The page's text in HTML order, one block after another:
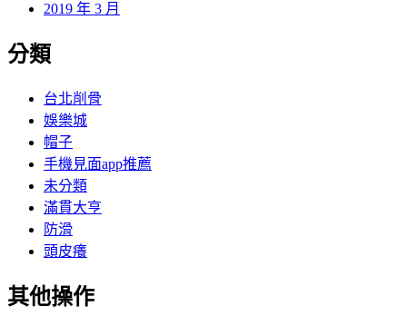
2019 年 3 月
分類
台北削骨
娛樂城
帽子
手機見面app推薦
未分類
滿貫大亨
防滑
頭皮癢
其他操作